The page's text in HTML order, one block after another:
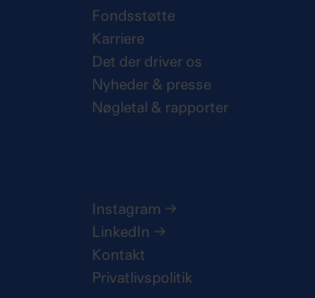
Fondsstøtte
Karriere
Det der driver os
Nyheder & presse
Nøgletal & rapporter
Instagram →
LinkedIn →
Kontakt
Privatlivspolitik